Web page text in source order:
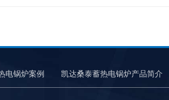
电锅炉案例 凯达桑泰蓄热电锅炉产品简介